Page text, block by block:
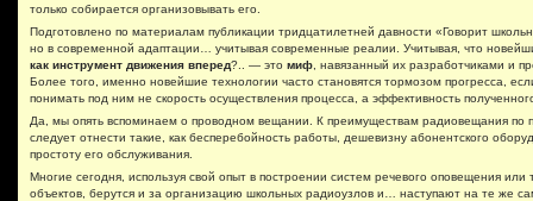
только собирается организовывать его.
Подготовлено по материалам публикации тридцатилетней давности «Говорит
но в современной адаптации… учитывая современные реалии. Учитывая, что
как инструмент движения вперед?.. — это миф , навязанный их разработчиками и
Более того, именно новейшие технологии часто становятся тормозом прогресса,
понимать под ним не скорость осуществления процесса, а эффективность
Да, мы опять вспоминаем о проводном вещании. К преимуществам радиовещания по
следует отнести такие, как бесперебойность работы, дешевизну абонентского
простоту его обслуживания.
Многие сегодня, используя свой опыт в построении систем речевого оповещения
объектов, берутся и за организацию школьных радиоузлов и… наступают на те же